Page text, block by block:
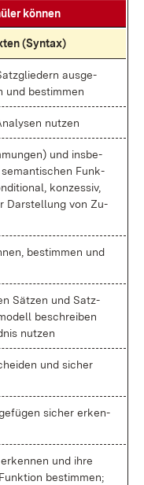
kön­nen
(Syn­tax)
aus­ge­
und be­stim­men
nut­zen
und ins­be­
Funk­
kon­zes­siv,
Dar­stel­lung von Zu­
be­stim­men und
Sät­zen und Satz­
be­schrei­ben
nut­zen
und si­cher
si­cher er­ken­
und ih­re
be­stim­men;